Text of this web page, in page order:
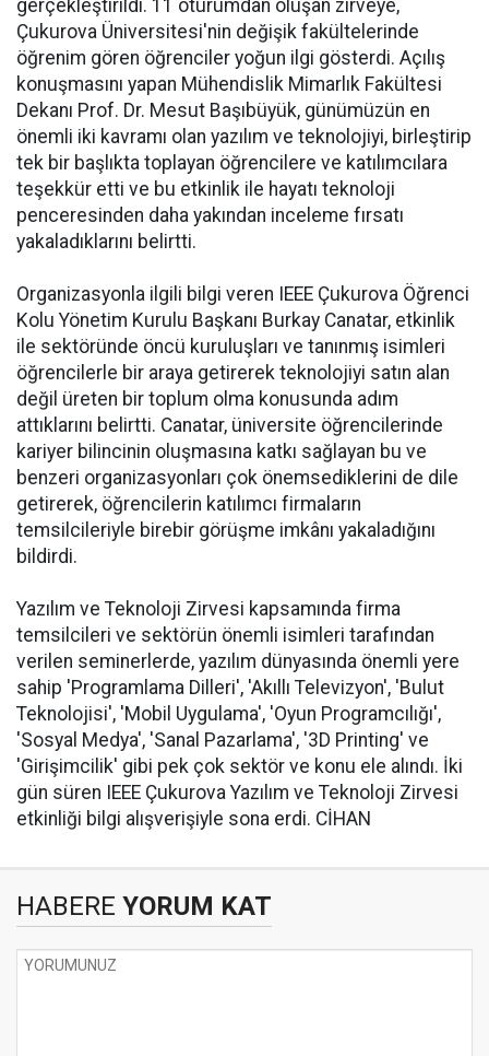
gerçekleştirildi. 11 oturumdan oluşan zirveye,
Çukurova Üniversitesi'nin değişik fakültelerinde
öğrenim gören öğrenciler yoğun ilgi gösterdi. Açılış
konuşmasını yapan Mühendislik Mimarlık Fakültesi
Dekanı Prof. Dr. Mesut Başıbüyük, günümüzün en
önemli iki kavramı olan yazılım ve teknolojiyi, birleştirip
tek bir başlıkta toplayan öğrencilere ve katılımcılara
teşekkür etti ve bu etkinlik ile hayatı teknoloji
penceresinden daha yakından inceleme fırsatı
yakaladıklarını belirtti.
Organizasyonla ilgili bilgi veren IEEE Çukurova Öğrenci
Kolu Yönetim Kurulu Başkanı Burkay Canatar, etkinlik
ile sektöründe öncü kuruluşları ve tanınmış isimleri
öğrencilerle bir araya getirerek teknolojiyi satın alan
değil üreten bir toplum olma konusunda adım
attıklarını belirtti. Canatar, üniversite öğrencilerinde
kariyer bilincinin oluşmasına katkı sağlayan bu ve
benzeri organizasyonları çok önemsediklerini de dile
getirerek, öğrencilerin katılımcı firmaların
temsilcileriyle birebir görüşme imkânı yakaladığını
bildirdi.
Yazılım ve Teknoloji Zirvesi kapsamında firma
temsilcileri ve sektörün önemli isimleri tarafından
verilen seminerlerde, yazılım dünyasında önemli yere
sahip 'Programlama Dilleri', 'Akıllı Televizyon', 'Bulut
Teknolojisi', 'Mobil Uygulama', 'Oyun Programcılığı',
'Sosyal Medya', 'Sanal Pazarlama', '3D Printing' ve
'Girişimcilik' gibi pek çok sektör ve konu ele alındı. İki
gün süren IEEE Çukurova Yazılım ve Teknoloji Zirvesi
etkinliği bilgi alışverişiyle sona erdi. CİHAN
HABERE YORUM KAT